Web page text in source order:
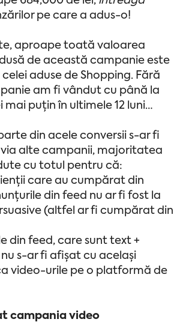
pe care a adus-o!
aproape toată valoarea
de această campanie este
aduse de Shopping. Fără
am fi vândut cu până la
mai puțin în ultimele 12 luni…
din acele conversii s-ar fi
alte campanii, majoritatea
cu totul pentru că:
care au cumpărat din
din feed nu ar fi fost la
(altfel ar fi cumpărat din
din feed, care sunt text +
s-ar fi afișat cu același
video-urile pe o platformă de
campania video